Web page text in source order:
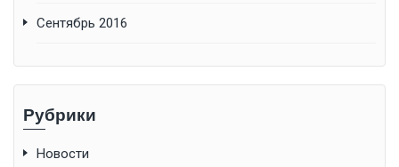
Сентябрь 2016
Рубрики
Новости